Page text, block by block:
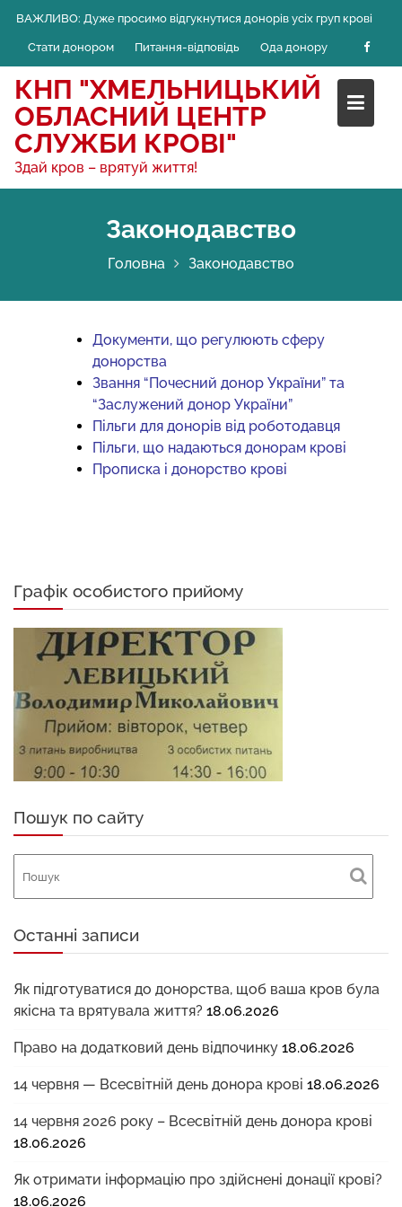
content
ВАЖЛИВО: Дуже просимо відгукнутися донорів усіх груп крові
Стати донором Питання-відповідь Ода донору
КНП "ХМЕЛЬНИЦЬКИЙ
ОБЛАСНИЙ ЦЕНТР
СЛУЖБИ КРОВІ"
Здай кров – врятуй життя!
Законодавство
Головна Законодавство
Документи, що регулюють сферу
донорства
Звання “Почесний донор України” та
“Заслужений донор України”
Пільги для донорів від роботодавця
Пільги, що надаються донорам крові
Прописка і донорство крові
Графік особистого прийому
Пошук по сайту
Останні записи
Як підготуватися до донорства, щоб ваша кров була
якісна та врятувала життя? 18.06.2026
Право на додатковий день відпочинку 18.06.2026
14 червня — Всесвітній день донора крові 18.06.2026
14 червня 2026 року – Всесвітній день донора крові
18.06.2026
Як отримати інформацію про здійснені донації крові?
18.06.2026